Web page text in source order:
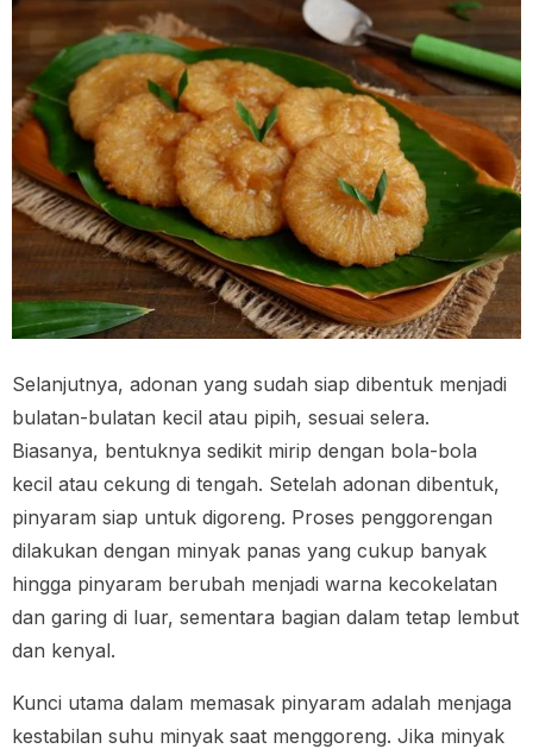
Selanjutnya, adonan yang sudah siap dibentuk menjadi
bulatan-bulatan kecil atau pipih, sesuai selera.
Biasanya, bentuknya sedikit mirip dengan bola-bola
kecil atau cekung di tengah. Setelah adonan dibentuk,
pinyaram siap untuk digoreng. Proses penggorengan
dilakukan dengan minyak panas yang cukup banyak
hingga pinyaram berubah menjadi warna kecokelatan
dan garing di luar, sementara bagian dalam tetap lembut
dan kenyal.
Kunci utama dalam memasak pinyaram adalah menjaga
kestabilan suhu minyak saat menggoreng. Jika minyak